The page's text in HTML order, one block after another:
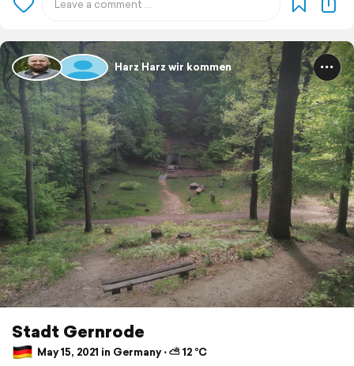
Harz Harz wir kommen
Stadt Gernrode
May 15, 2021 in Germany ⋅ ⛅ 12 °C